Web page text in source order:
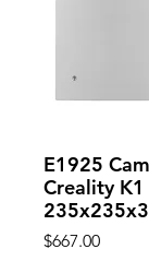
E1925
Creality
$667.00Precio